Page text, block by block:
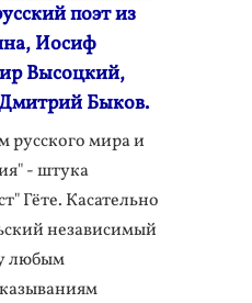
поэт из
Иосиф
Высоцкий,
Быков.
русского мира и
- штука
Гёте. Касательно
независимый
любым